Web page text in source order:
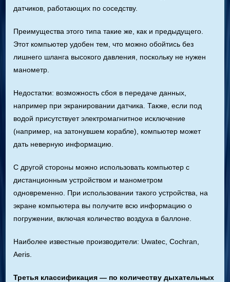
датчиков, работающих по соседству.
Преимущества этого типа такие же, как и предыдущего.
Этот компьютер удобен тем, что можно обойтись без
лишнего шланга высокого давления, поскольку не нужен
манометр.
Недостатки: возможность сбоя в передаче данных,
например при экранировании датчика. Также, если под
водой присутствует электромагнитное исключение
(например, на затонувшем корабле), компьютер может
дать неверную информацию.
С другой стороны можно использовать компьютер с
дистанционным устройством и манометром
одновременно. При использовании такого устройства, на
экране компьютера вы получите всю информацию о
погружении, включая количество воздуха в баллоне.
Наиболее известные производители: Uwatec, Cochran,
Aeris.
Третья классификация — по количеству дыхательных